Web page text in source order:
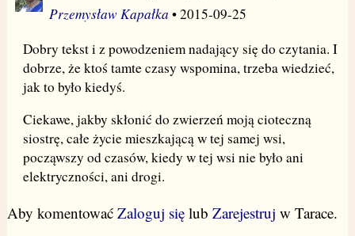
Przemysław Kapałka • 2015-09-25
Dobry tekst i z powodzeniem nadający się do czytania. I
dobrze, że ktoś tamte czasy wspomina, trzeba wiedzieć,
jak to było kiedyś.
Ciekawe, jakby skłonić do zwierzeń moją cioteczną
siostrę, całe życie mieszkającą w tej samej wsi,
począwszy od czasów, kiedy w tej wsi nie było ani
elektryczności, ani drogi.
Aby komentować Zaloguj sięlub Zarejestruj w Tarace.